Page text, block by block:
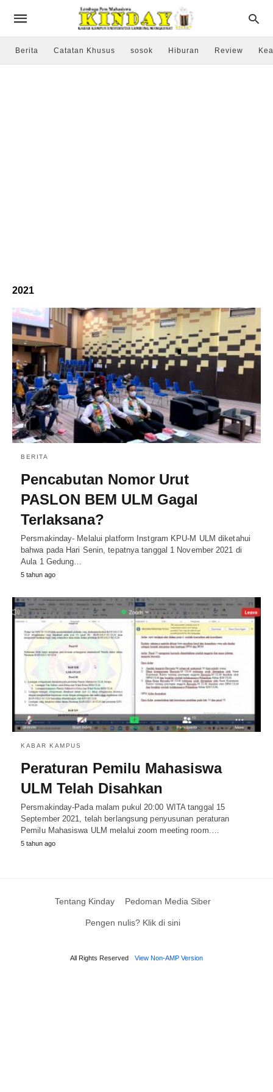
Berita Catatan Khusus sosok Hiburan Review
2021
BERITA
Pencabutan Nomor Urut
PASLON BEM ULM Gagal
Terlaksana?
Persmakinday- Melalui platform Instgram KPU-M ULM diketahui
bahwa pada Hari Senin, tepatnya tanggal 1 November 2021 di
Aula 1 Gedung…
5 tahun ago
KABAR KAMPUS
Peraturan Pemilu Mahasiswa
ULM Telah Disahkan
Persmakinday-Pada malam pukul 20:00 WITA tanggal 15
September 2021, telah berlangsung penyusunan peraturan
Pemilu Mahasiswa ULM melalui zoom meeting room.…
5 tahun ago
Tentang Kinday Pedoman Media Siber
Pengen nulis? Klik di sini
All Rights Reserved View Non-AMP Version